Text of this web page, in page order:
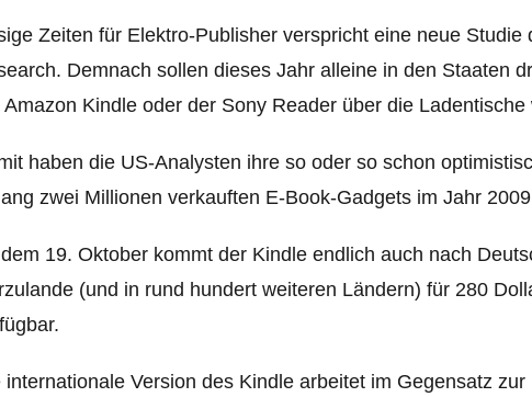
Zeiten für Elektro-Publisher verspricht eine neue
Demnach sollen dieses Jahr alleine in den Staaten
Amazon Kindle oder der Sony Reader über die Ladentische
haben die US-Analysten ihre so oder so schon
zwei Millionen verkauften E-Book-Gadgets im Jahr
19. Oktober kommt der Kindle endlich auch nach
(und in rund hundert weiteren Ländern) für 280
internationale Version des Kindle arbeitet im Gegensatz